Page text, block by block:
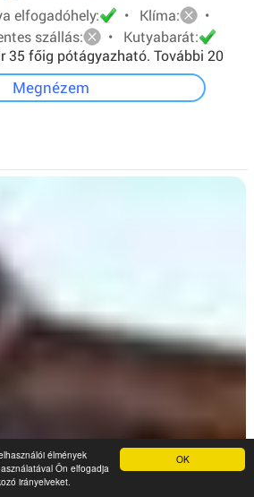
OK
élmények
Ön elfogadja
irányelveket.
elfogadóhely:
• Klíma:
•
szállás:
• Kutyabarát:
35 főig pótágyazható. További 20
elhelyezni.
Megnézem